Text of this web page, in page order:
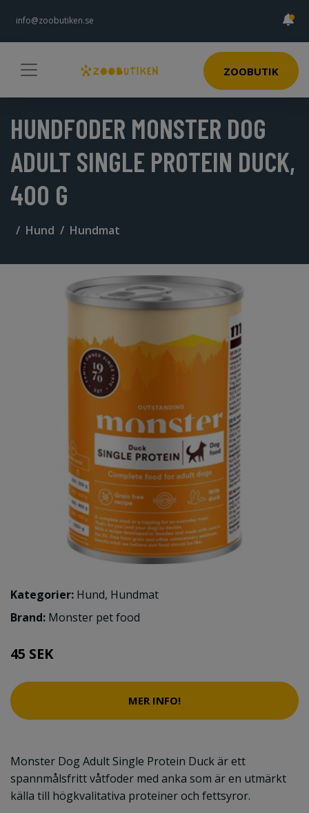
info@zoobutiken.se
ZOOBUTIK
HUNDFODER MONSTER DOG
ADULT SINGLE PROTEIN DUCK,
400 G
Hund Hundmat
Kategorier: Hund, Hundmat
Brand: Monster pet food
45 SEK
MER INFO!
Monster Dog Adult Single Protein Duck är ett
spannmålsfritt våtfoder med anka som är en utmärkt
källa till högkvalitativa proteiner och fettsyror.